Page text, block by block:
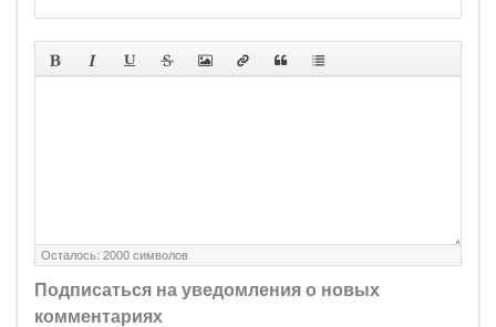
Осталось: 2000 символов
Подписаться на уведомления о новых
комментариях